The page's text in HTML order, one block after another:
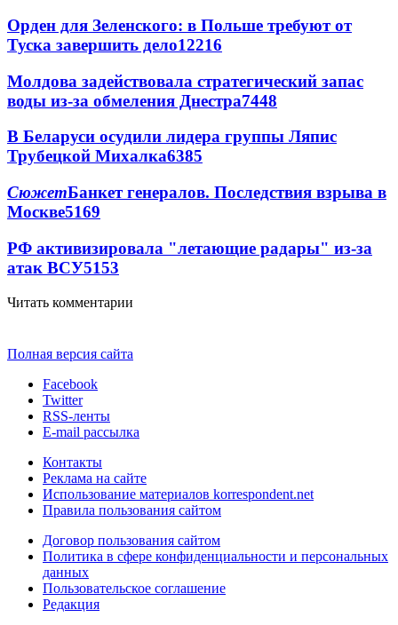
Орден для Зеленского: в Польше требуют от
Туска завершить дело12216
Молдова задействовала стратегический запас
воды из-за обмеления Днестра7448
В Беларуси осудили лидера группы Ляпис
Трубецкой Михалка6385
СюжетБанкет генералов. Последствия взрыва в
Москве5169
РФ активизировала "летающие радары" из-за
атак ВСУ5153
Читать комментарии
Полная версия сайта
Facebook
Twitter
RSS-ленты
E-mail рассылка
Контакты
Реклама на сайте
Использование материалов korrespondent.net
Правила пользования сайтом
Договор пользования сайтом
Политика в сфере конфиденциальности и персональных
данных
Пользовательское соглашение
Редакция